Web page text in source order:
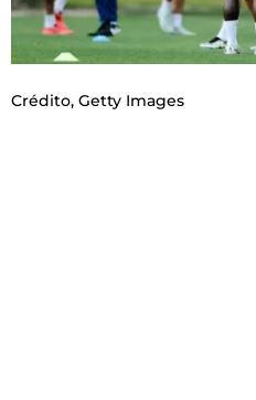
Crédito, Getty Images